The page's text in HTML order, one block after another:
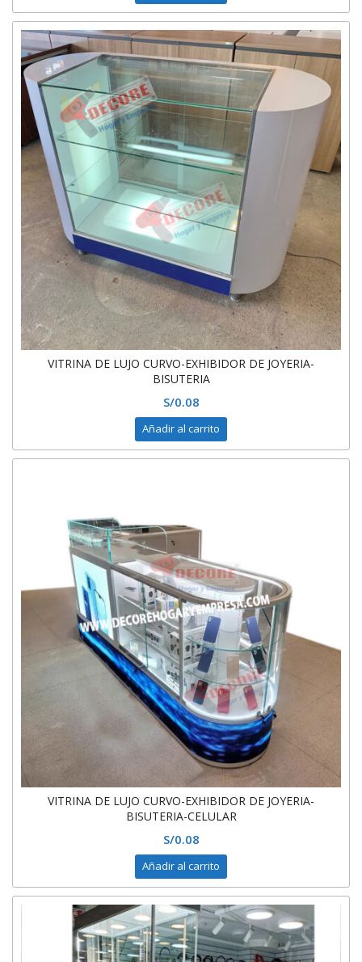
VITRINA DE LUJO CURVO-EXHIBIDOR DE JOYERIA-
BISUTERIA
S/0.08
Añadir al carrito
VITRINA DE LUJO CURVO-EXHIBIDOR DE JOYERIA-
BISUTERIA-CELULAR
S/0.08
Añadir al carrito